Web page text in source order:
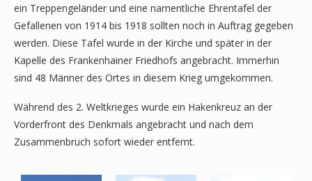
ein Treppengeländer und eine namentliche Ehrentafel der
Gefallenen von 1914 bis 1918 sollten noch in Auftrag gegeben
werden. Diese Tafel wurde in der Kirche und später in der
Kapelle des Frankenhainer Friedhofs angebracht. Immerhin
sind 48 Männer des Ortes in diesem Krieg umgekommen.
Während des 2. Weltkrieges wurde ein Hakenkreuz an der
Vorderfront des Denkmals angebracht und nach dem
Zusammenbruch sofort wieder entfernt.